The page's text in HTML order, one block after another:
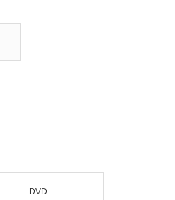
DVD